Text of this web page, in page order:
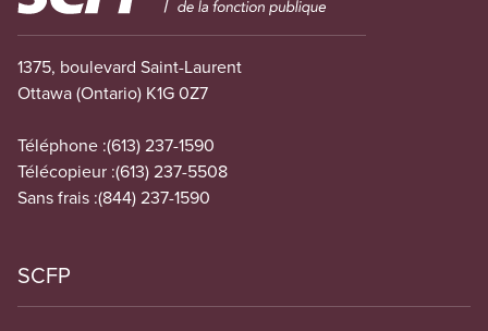
1375, boulevard Saint-Laurent
Ottawa (Ontario) K1G 0Z7
Téléphone :(613) 237-1590
Télécopieur :(613) 237-5508
Sans frais :(844) 237-1590
SCFP